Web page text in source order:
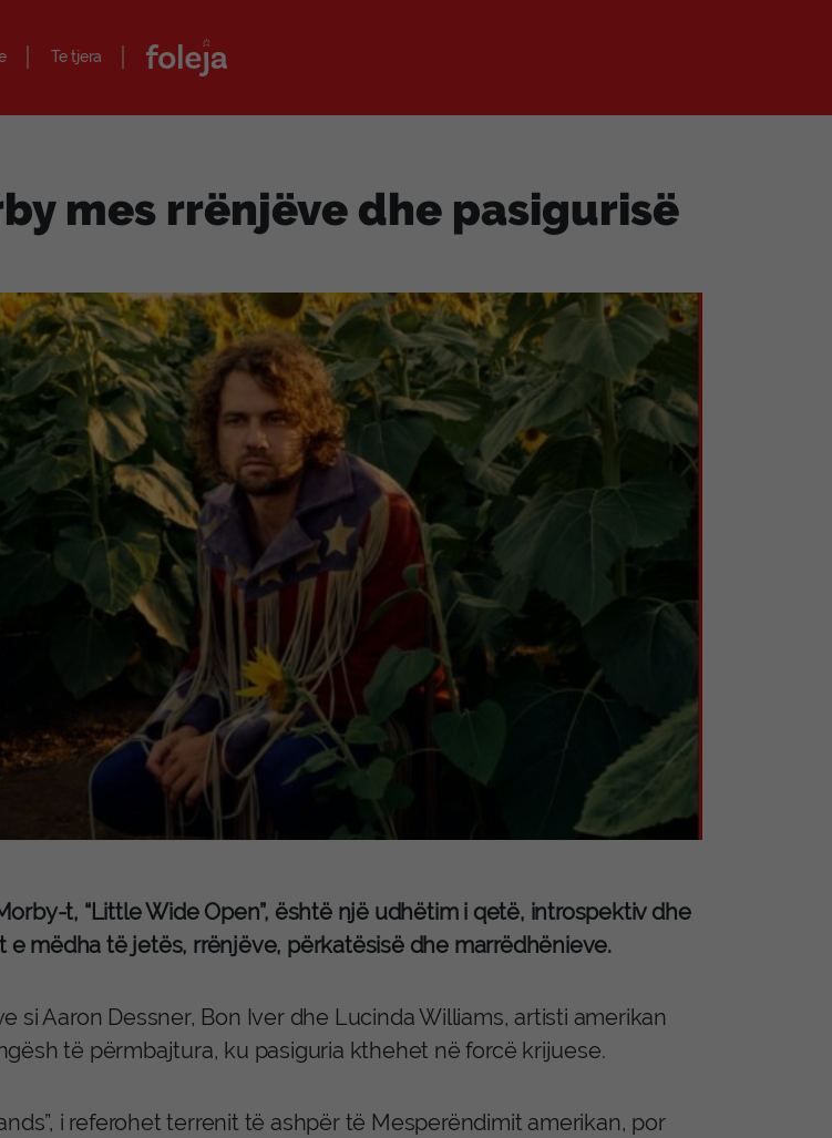
Te tjera
mes rrënjëve dhe pasigurisë
t, “Little Wide Open”, është një udhëtim i qetë, introspektiv dhe
e mëdha të jetës, rrënjëve, përkatësisë dhe marrëdhënieve.
si Aaron Dessner, Bon Iver dhe Lucinda Williams, artisti amerikan
të përmbajtura, ku pasiguria kthehet në forcë krijuese.
i referohet terrenit të ashpër të Mesperëndimit amerikan, por